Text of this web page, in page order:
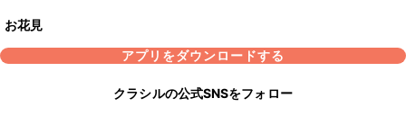
お花見
アプリをダウンロードする
クラシルの公式SNSをフォロー